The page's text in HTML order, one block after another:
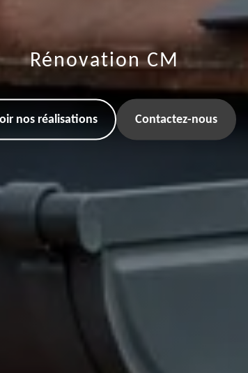
Rénovation CM
nos réalisations Contactez-nous